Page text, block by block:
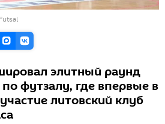
элитный раунд
футзалу, где впервые в
литовский клуб